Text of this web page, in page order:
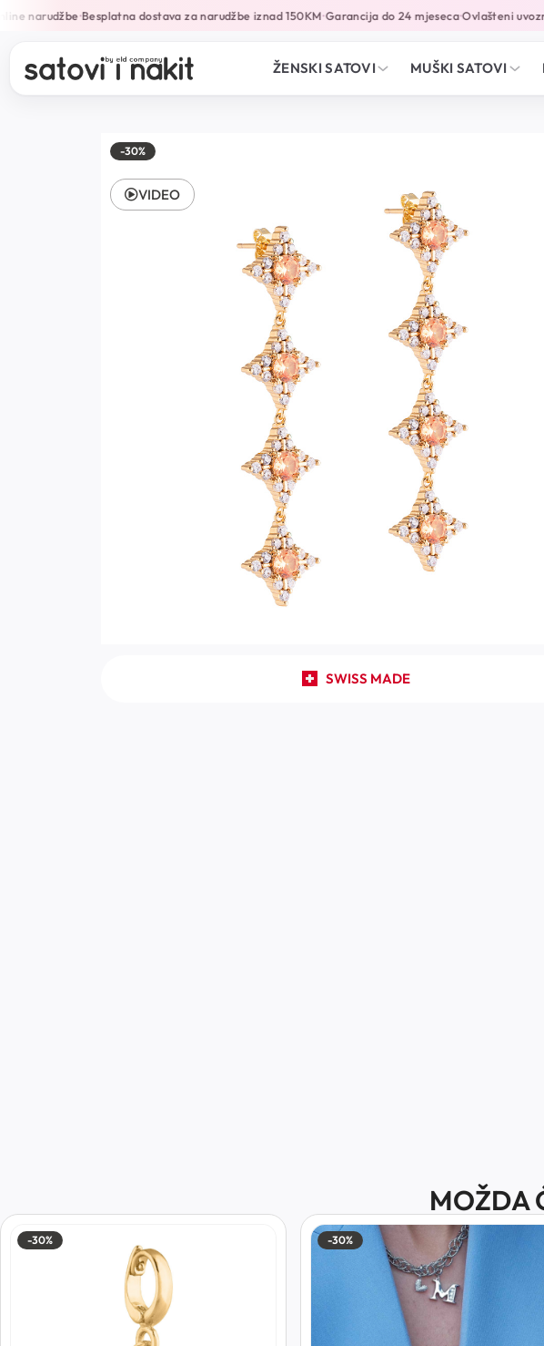
narudžbe•Besplatna dostava za narudžbe iznad 150KM•Garancija do 24 mjeseca•Ovlašteni
ŽENSKI SATOVI MUŠKI SATOVI
-30%
SWISS MADE
VIDEO
MOŽDA
-30% -30%